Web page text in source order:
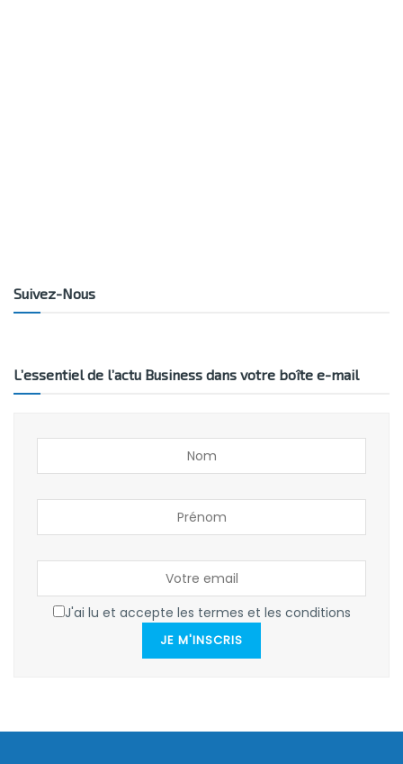
Suivez-Nous
L’essentiel de l’actu Business dans votre boîte e-mail
J'ai lu et accepte les termes et les conditions
JE M'INSCRIS